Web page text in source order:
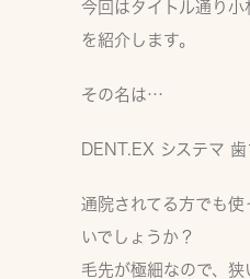
今回はタイトル通り
を紹介します。
その名は…
DENT.EX システマ
通院されてる方でも
いでしょうか？
毛先が極細なので、狭